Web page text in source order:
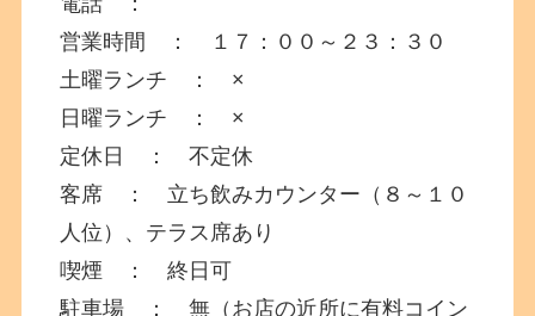
営業時間 ： １７：００～２３：３０
土曜ランチ ： ×
日曜ランチ ： ×
定休日 ： 不定休
客席 ： 立ち飲みカウンター（８～１０
人位）、テラス席あり
喫煙 ： 終日可
駐車場 ： 無（お店の近所に有料コイン